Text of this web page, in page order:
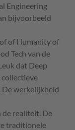
Engineering
bijvoorbeeld
of Humanity of
Tech van de
dat Deep
collectieve
De werkelijkheid
de realiteit. De
traditionele